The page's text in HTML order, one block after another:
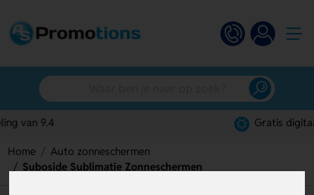
Home
Auto zonneschermen
Suboside Sublimatie Zonneschermen